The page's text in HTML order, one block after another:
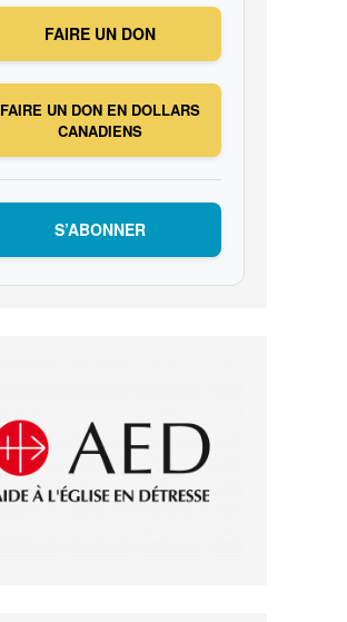
FAIRE UN DON
FAIRE UN DON EN DOLLARS
CANADIENS
S’ABONNER